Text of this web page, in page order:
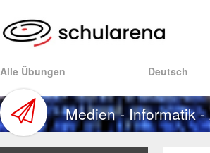
Alle Übungen Deutsch
p Medien - Informatik -